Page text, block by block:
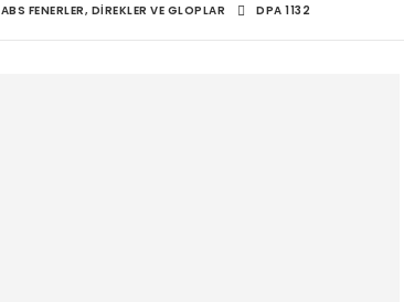
ABS FENERLER, DIREKLER VE GLOPLAR DPA 1132